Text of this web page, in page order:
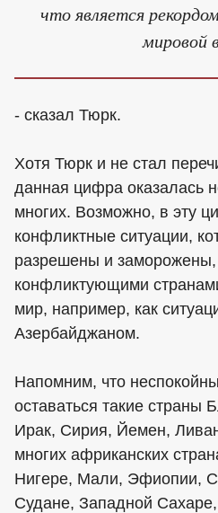
что является
мировой
- сказал Тюрк.
Хотя Тюрк и не стал
данная цифра оказалась
многих. Возможно, в эту
конфликтные ситуации,
разрешены и
конфликтующими
мир, например, как
Азербайджаном.
Напомним, что
оставаться такие страны
Ирак, Сирия, Йемен,
многих африканских
Нигере, Мали, Эфиопии,
Судане, Западной